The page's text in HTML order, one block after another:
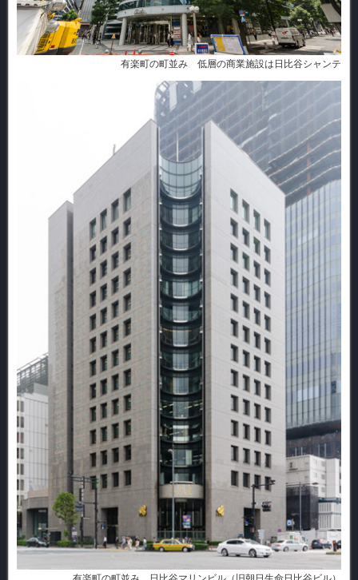
有楽町の町並み 低層の商業施設は日比谷シャンテ